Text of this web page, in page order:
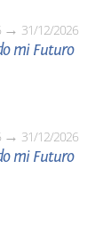
31/12/2026
mi Futuro
31/12/2026
mi Futuro